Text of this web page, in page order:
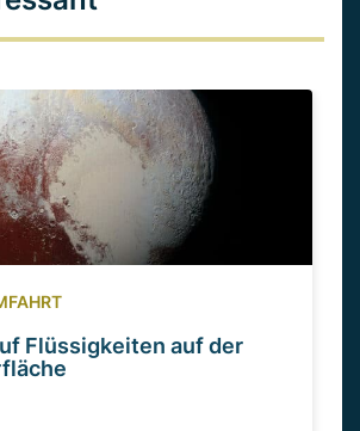
Flüssigkeiten auf der